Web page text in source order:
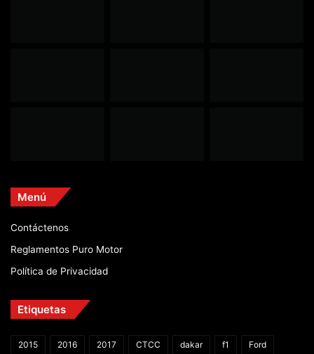
Menú
Contáctenos
Reglamentos Puro Motor
Política de Privacidad
Etiquetas
2015 2016 2017 CTCC dakar f1 Ford